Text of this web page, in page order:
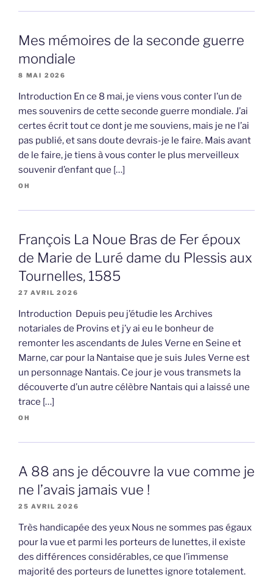
Mes mémoires de la seconde guerre
mondiale
8 MAI 2026
Introduction En ce 8 mai, je viens vous conter l’un de
mes souvenirs de cette seconde guerre mondiale. J’ai
certes écrit tout ce dont je me souviens, mais je ne l’ai
pas publié, et sans doute devrais-je le faire. Mais avant
de le faire, je tiens à vous conter le plus merveilleux
souvenir d’enfant que […]
OH
François La Noue Bras de Fer époux
de Marie de Luré dame du Plessis aux
Tournelles, 1585
27 AVRIL 2026
Introduction Depuis peu j’étudie les Archives
notariales de Provins et j’y ai eu le bonheur de
remonter les ascendants de Jules Verne en Seine et
Marne, car pour la Nantaise que je suis Jules Verne est
un personnage Nantais. Ce jour je vous transmets la
découverte d’un autre célèbre Nantais qui a laissé une
trace […]
OH
A 88 ans je découvre la vue comme je
ne l’avais jamais vue !
25 AVRIL 2026
Très handicapée des yeux Nous ne sommes pas égaux
pour la vue et parmi les porteurs de lunettes, il existe
des différences considérables, ce que l’immense
majorité des porteurs de lunettes ignore totalement.